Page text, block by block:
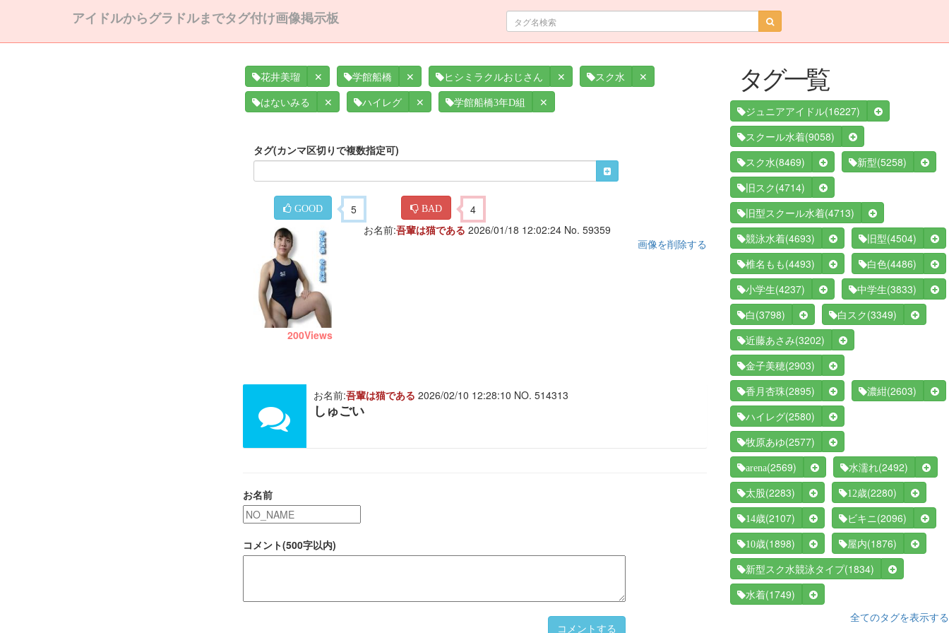
アイドルからグラドルまでタグ付け画像掲示板
花井美瑠 ✕ 学館船橋 ✕ ヒシミラクルおじさん ✕ スク水 ✕
はないみる ✕ ハイレグ ✕ 学館船橋3年D組 ✕
タグ(カンマ区切りで複数指定可)
GOOD 5 BAD 4
200Views
お名前:吾輩は猫である 2026/01/18 12:02:24 No. 59359
画像を削除する
お名前:吾輩は猫である 2026/02/10 12:28:10 NO. 514313
しゅごい
お名前
コメント(500字以内)
コメントする
タグ一覧
ジュニアアイドル(16227)
スクール水着(9058)
スク水(8469) 新型(5258)
旧スク (4714)
旧型スクール水着(4713)
競泳水着(4693) 旧型(4504)
椎名もも (4493) 白色(4486)
小学生(4237) 中学生(3833)
白 (3798) 白スク (3349)
近藤あさみ(3202)
金子美穂(2903)
香月杏珠(2895) 濃紺(2603)
ハイレグ(2580)
牧原あゆ(2577)
arena(2569) 水濡れ(2492)
太股(2283) 12歳(2280)
14歳(2107) ビキニ (2096)
10歳(1898) 屋内(1876)
新型スク水競泳タイプ(1834)
水着(1749)
全てのタグを表示する